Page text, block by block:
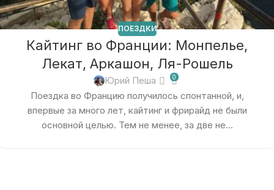
ПОЕЗДКИ
Кайтинг во Франции: Монпелье,
Лекат, Аркашон, Ля-Рошель
Юрий Пеша 0
Поездка во Францию получилось спонтанной, и,
впервые за много лет, кайтинг и фрирайд не были
основной целью. Тем не менее, за две не...